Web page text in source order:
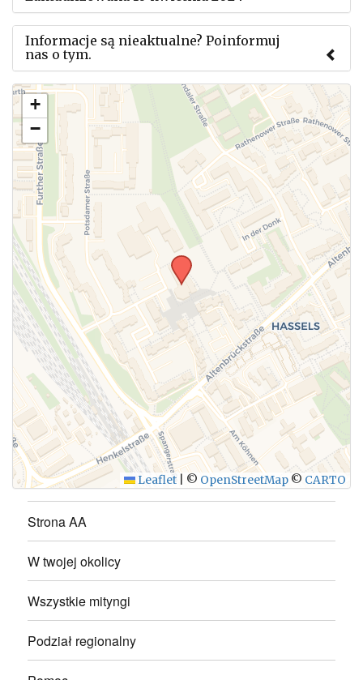
Informacje są nieaktualne? Poinformuj
nas o tym.
Użyj tego formularza aby przesłać informację o
zmianach w powyższym mityngu.
WYŚLIJ
+
−
Leaflet © OpenStreetMap © CARTO
Strona AA
W twojej okolicy
Wszystkie mityngi
Podział regionalny